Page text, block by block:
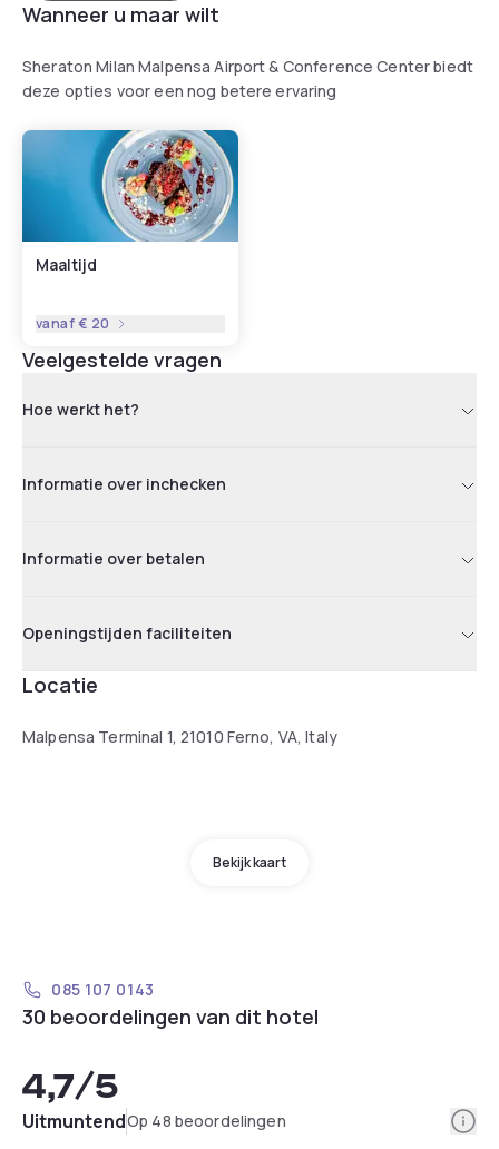
Wanneer u maar wilt
Sheraton Milan Malpensa Airport & Conference Center biedt
deze opties voor een nog betere ervaring
Maaltijd
vanaf€ 20
Veelgestelde vragen
Hoe werkt het?
Informatie over inchecken
Informatie over betalen
Openingstijden faciliteiten
Locatie
Malpensa Terminal 1, 21010 Ferno, VA, Italy
Bekijk kaart
085 107 0143
30 beoordelingen van dit hotel
4,7/5
UitmuntendOp 48 beoordelingen